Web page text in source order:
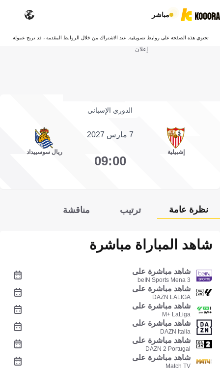
مباشر
تحتوي هذه الصفحة على روابط تسويقية. عند الاشتراك من خلال الروابط المقدمة ، قد نربح عمولة.
إعلان
الدوري الإسباني
إشبيلية
7 مارس 2027
09:00
ريال سوسييداد
نظرة عامة ترتيب مناقشة
شاهد المباراة مباشرة
شاهد مباشرة على
beIN Sports Mena 3
شاهد مباشرة على
DAZN LALIGA
شاهد مباشرة على
M+ LaLiga
شاهد مباشرة على
DAZN Italia
شاهد مباشرة على
DAZN 2 Portugal
شاهد مباشرة على
Match TV